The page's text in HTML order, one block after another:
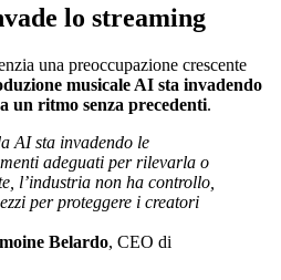
lo streaming
una preoccupazione crescente
musicale AI sta invadendo
un ritmo senza precedenti.
AI sta invadendo le
adeguati per rilevarla o
l’industria non ha controllo,
per proteggere i creatori
Belardo, CEO di